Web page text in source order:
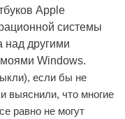
Apple
системы
над другими
Windows.
если бы не
выяснили, что многие
равно не могут